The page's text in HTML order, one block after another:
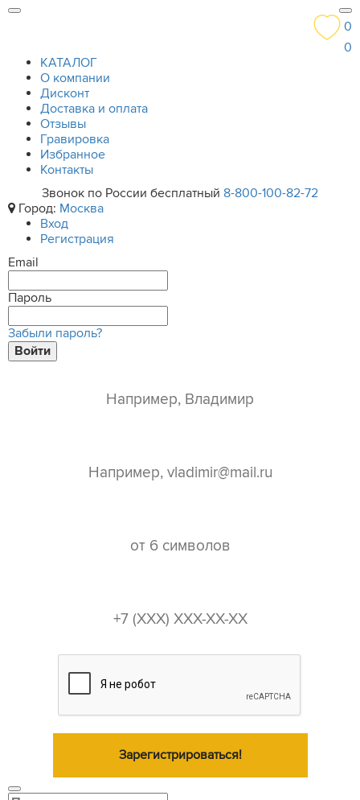
0
0
КАТАЛОГ
О компании
Дисконт
Доставка и оплата
Отзывы
Гравировка
Избранное
Контакты
Звонок по России бесплатный 8-800-100-82-72
Город: Москва
Вход
Регистрация
Email
Пароль
Забыли пароль?
Войти
Зарегистрироваться!